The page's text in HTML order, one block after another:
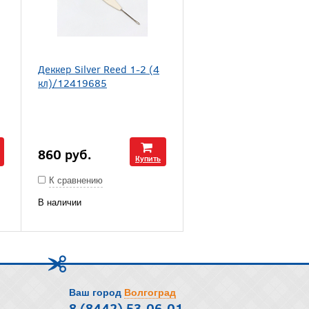
Деккер Silver Reed 1-2 (4
кл)/12419685
860 руб. Купить
К сравнению
В наличии
Ваш город Волгоград